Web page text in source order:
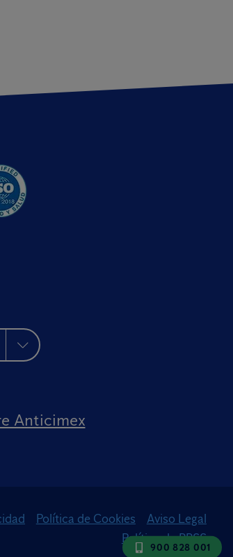
Anticimex
Política de Cookies
Aviso Legal
Política de RRSS
900 828 001